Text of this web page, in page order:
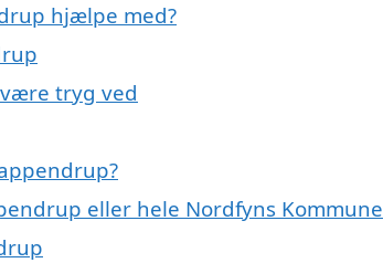
hjælpe med?
tryg ved
eller hele Nordfyns Kommune